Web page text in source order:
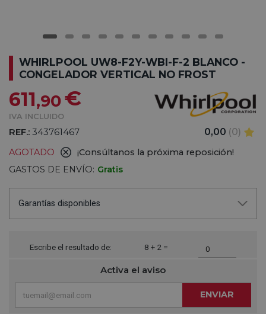
WHIRLPOOL UW8-F2Y-WBI-F-2 BLANCO -
CONGELADOR VERTICAL NO FROST
611,90€
IVA INCLUIDO
REF.: 343761467 0,00 (0)
AGOTADO
¡Consúltanos la próxima reposición!
GASTOS DE ENVÍO: Gratis
Garantías disponibles
Escribe el resultado de: 8 + 2 =
Activa el aviso
ENVIAR